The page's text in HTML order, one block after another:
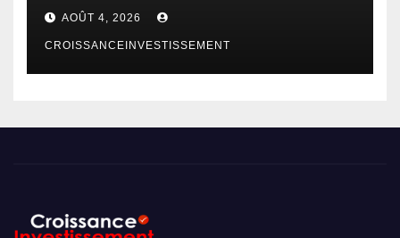
AOÛT 4, 2026
CROISSANCEINVESTISSEMENT